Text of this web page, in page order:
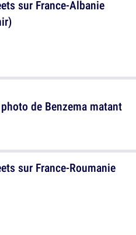
sur France-Albanie
sur France-Roumanie
de Benzema matant